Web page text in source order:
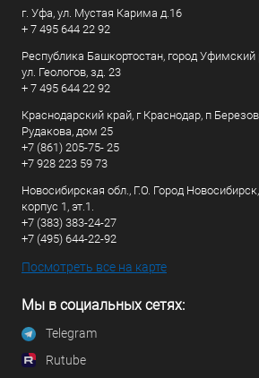
г. Уфа, ул. Мустая Карима д.16
+ 7 495 644 22 92
Республика Башкортостан, город Уфимский
ул. Геологов, зд. 23
+ 7 495 644 22 92
Краснодарский край, г Краснодар, п
Рудакова, дом 25
+7 (861) 205-75- 25
+7 928 223 59 73
Новосибирская обл., Г.О. Город
корпус 1, эт.1.
+7 (383) 383-24-27
+7 (495) 644-22-92
Посмотреть все на карте
Мы в социальных сетях:
Telegram
Rutube